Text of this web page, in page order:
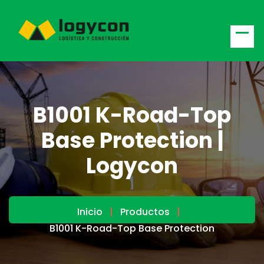
B1001 K-Road-Top
Base Protection |
Logycon
Inicio
Productos
B1001 K-Road-Top Base Protection